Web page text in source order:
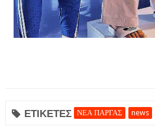
ΕΤΙΚΕΤΕΣ ΝΕΑ ΠΑΡΓΑΣ news